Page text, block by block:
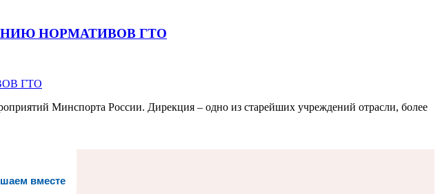
НОРМАТИВОВ ГТО
Минспорта России. Дирекция – одно из старейших учреждений отрасли, более
вместе